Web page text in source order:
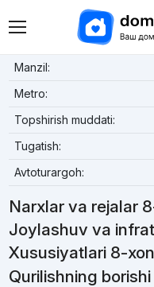
Manzil:
Metro:
Topshirish muddati:
Tugatish:
Avtoturargoh:
Narxlar va rejalar
Joylashuv va
Xususiyatlari 8-
Qurilishning